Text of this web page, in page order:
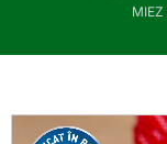
MIEZ